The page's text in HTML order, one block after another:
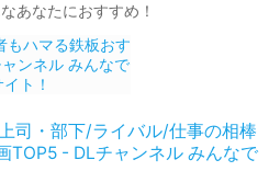
あなたにおすすめ！
司・部下/ライバル/仕事の相棒
TOP5 - DLチャンネル みんなで